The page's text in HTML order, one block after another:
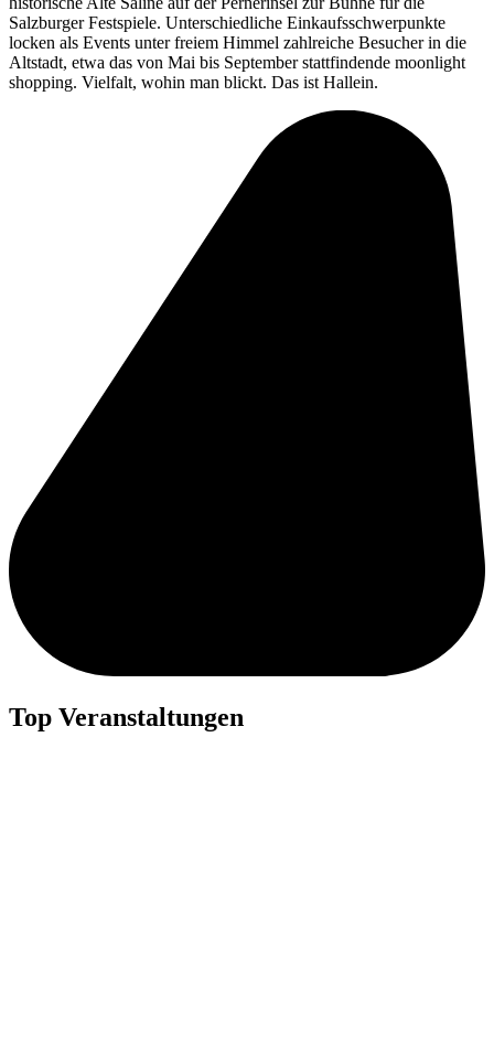
Salzburger Festspiele. Unterschiedliche Einkaufsschwerpunkte
locken als Events unter freiem Himmel zahlreiche Besucher in die
Altstadt, etwa das von Mai bis September stattfindende moonlight
shopping. Vielfalt, wohin man blickt. Das ist Hallein.
Top Veranstaltungen